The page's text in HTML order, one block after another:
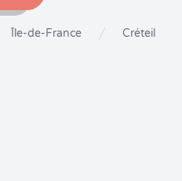
Île-de-France Créteil